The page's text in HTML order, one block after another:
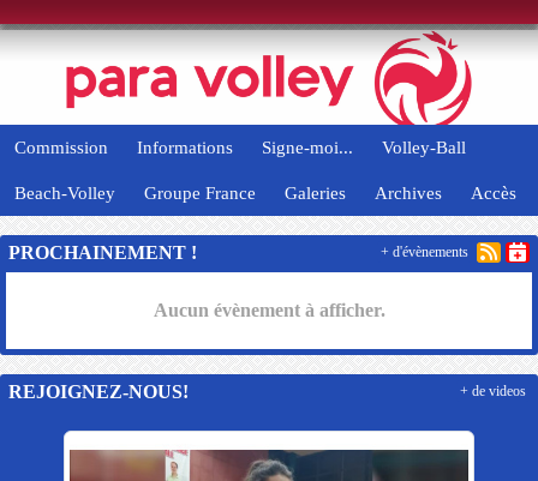
Commission Informations Signe-moi... Volley-Ball
Beach-Volley Groupe France Galeries Archives Accès
PROCHAINEMENT !
Aucun évènement à afficher.
+ d'évènements
REJOIGNEZ-NOUS! + de videos